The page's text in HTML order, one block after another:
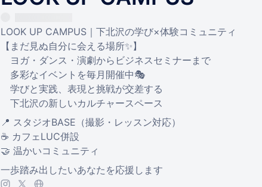
LOOK UP CAMPUS｜下北沢の学び×体験コミュニティ
【まだ見ぬ自分に会える場所✨】
ヨガ・ダンス・演劇からビジネスセミナーまで
多彩なイベントを毎月開催中🎭
学びと実践、表現と挑戦が交差する
下北沢の新しいカルチャースペース
📍 スタジオBASE（撮影・レッスン対応）
☕ カフェLUC併設
🤝 温かいコミュニティ
一歩踏み出したいあなたを応援します